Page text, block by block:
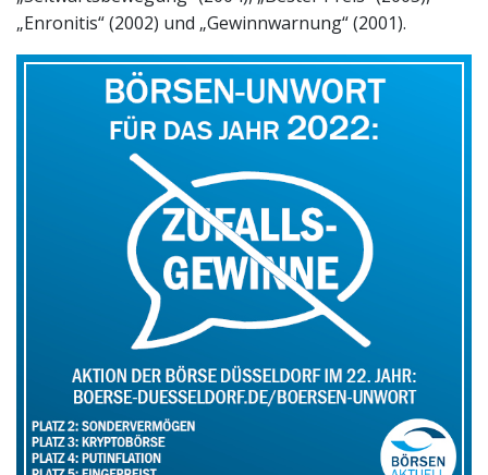
„Enronitis“ (2002) und „Gewinnwarnung“ (2001).